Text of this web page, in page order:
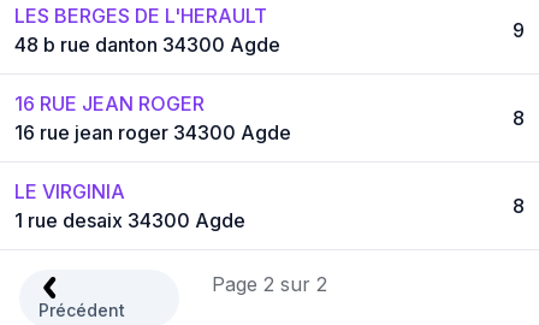
LES BERGES DE L'HERAULT
48 b rue danton 34300 Agde
9
16 RUE JEAN ROGER
16 rue jean roger 34300 Agde
8
LE VIRGINIA
1 rue desaix 34300 Agde
8
Précédent
Page 2 sur 2